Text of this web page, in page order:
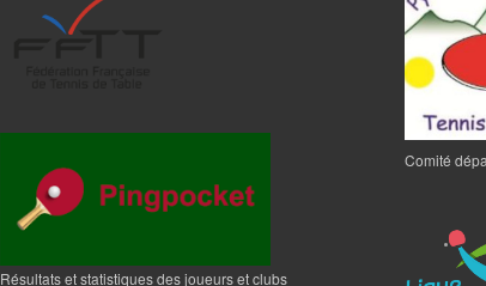
Résultats et statistiques des joueurs et clubs
Comité